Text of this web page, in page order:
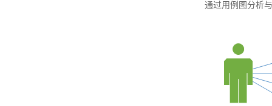
通过用例图分析